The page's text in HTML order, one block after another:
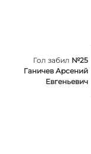
Гол забил №25
Ганичев Арсений
Евгеньевич